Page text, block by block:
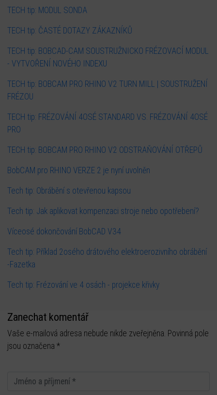
TECH tip: MODUL SONDA
TECH tip: ČASTÉ DOTAZY ZÁKAZNÍKŮ
TECH tip: BOBCAD-CAM SOUSTRUŽNICKO FRÉZOVACÍ MODUL
- VYTVOŘENÍ NOVÉHO INDEXU
TECH tip: BOBCAM PRO RHINO V2 TURN MILL | SOUSTRUŽENÍ
FRÉZOU
TECH tip: FRÉZOVÁNÍ 4OSÉ STANDARD VS. FRÉZOVÁNÍ 4OSÉ
PRO
TECH tip: BOBCAM PRO RHINO V2 ODSTRAŇOVÁNÍ OTŘEPŮ
BobCAM pro RHINO VERZE 2 je nyní uvolněn
Tech tip: Obrábění s otevřenou kapsou
Tech tip: Jak aplikovat kompenzaci stroje nebo opotřebení?
Víceosé dokončování BobCAD V34
Tech tip: Příklad 2osého drátového elektroerozivního obrábění
-Fazetka
Tech tip: Frézování ve 4 osách - projekce křivky
Zanechat komentář
Vaše e-mailová adresa nebude nikde zveřejněna. Povinná pole
jsou označena *